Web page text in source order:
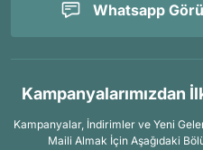
Whatsapp
Kampanyalarımızdan
Kampanyalar, İndirimler ve Yeni
Maili Almak İçin Aşağıdaki